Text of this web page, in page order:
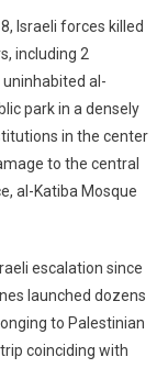
Israeli forces killed
including 2
al-
park in a densely
in the center
to the central
al-Katiba Mosque
escalation since
launched dozens
to Palestinian
coinciding with